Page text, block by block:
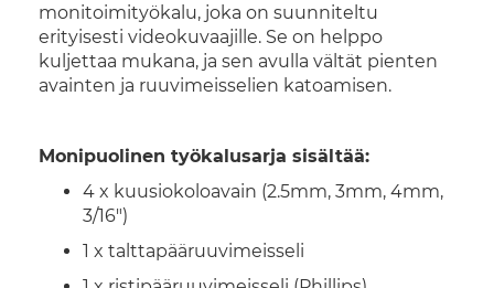
monitoimityökalu, joka on suunniteltu
erityisesti videokuvaajille. Se on helppo
kuljettaa mukana, ja sen avulla vältät pienten
avainten ja ruuvimeisselien katoamisen.
Monipuolinen työkalusarja sisältää:
4 x kuusiokoloavain (2.5mm, 3mm, 4mm,
3/16")
1 x talttapääruuvimeisseli